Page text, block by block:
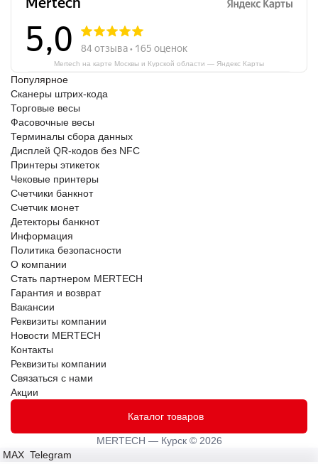
Mertech на карте Москвы и Курской области — Яндекс Карты
Популярное
Сканеры штрих-кода
Торговые весы
Фасовочные весы
Терминалы сбора данных
Дисплей QR-кодов без NFC
Принтеры этикеток
Чековые принтеры
Счетчики банкнот
Счетчик монет
Детекторы банкнот
Информация
Политика безопасности
О компании
Стать партнером MERTECH
Гарантия и возврат
Вакансии
Реквизиты компании
Новости MERTECH
Контакты
Реквизиты компании
Связаться с нами
Акции
Каталог товаров
MERTECH — Курск © 2026
MAX Telegram